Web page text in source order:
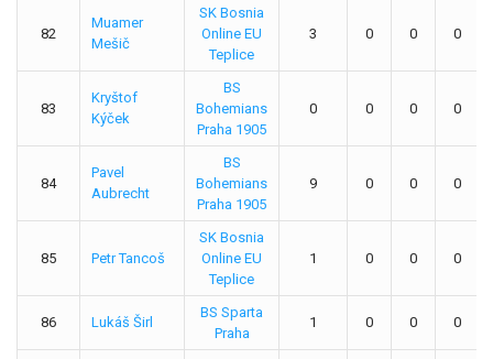
82
Muamer
Mešič
SK Bosnia
Online EU
Teplice
3 0 0 0
83
Kryštof
Kýček
BS
Bohemians
Praha 1905
0 0 0 0
84
Pavel
Aubrecht
BS
Bohemians
Praha 1905
9 0 0 0
85 Petr Tancoš
SK Bosnia
Online EU
Teplice
1 0 0 0
86 Lukáš Širl
BS Sparta
Praha
1 0 0 0